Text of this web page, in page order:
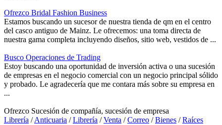
Ofrezco Bridal Fashion Business
Estamos buscando un sucesor de nuestra tienda de qm en el centro
del casco antiguo de Mainz. Le ofrecemos: una toma directa de
nuestra gama completa incluyendo diseños, sitio web, vestidos de ...
Busco Operaciones de Trading
Estoy buscando una oportunidad de inversión activa o una sucesión
de empresas en el negocio comercial con un negocio principal sólido
y probado. Le agradecería que me contara más sobre su empresa en
...
Ofrezco Sucesión de compañía, sucesión de empresa
Librería /Anticuaria /Librería /Venta /Correo /Bienes /Raíces